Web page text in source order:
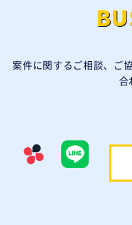
案件に関するご相談、ご
合